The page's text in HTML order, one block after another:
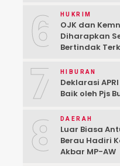
6 HUKRIM
OJK dan
Diharapkan
Bertindak
Sesuka Hati
7 HIBURAN
Deklarasi
Baik oleh Pjs
8 DAERAH
Luar Biasa
Berau Hadiri
Akbar MP-AW